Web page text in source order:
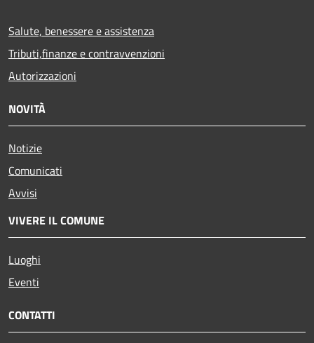
Salute, benessere e assistenza
Tributi,finanze e contravvenzioni
Autorizzazioni
NOVITÀ
Notizie
Comunicati
Avvisi
VIVERE IL COMUNE
Luoghi
Eventi
CONTATTI